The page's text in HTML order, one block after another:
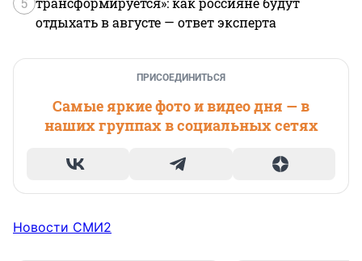
отдыхать в августе — ответ эксперта
ПРИСОЕДИНИТЬСЯ
Самые яркие фото и видео дня — в
наших группах в социальных сетях
Новости СМИ2